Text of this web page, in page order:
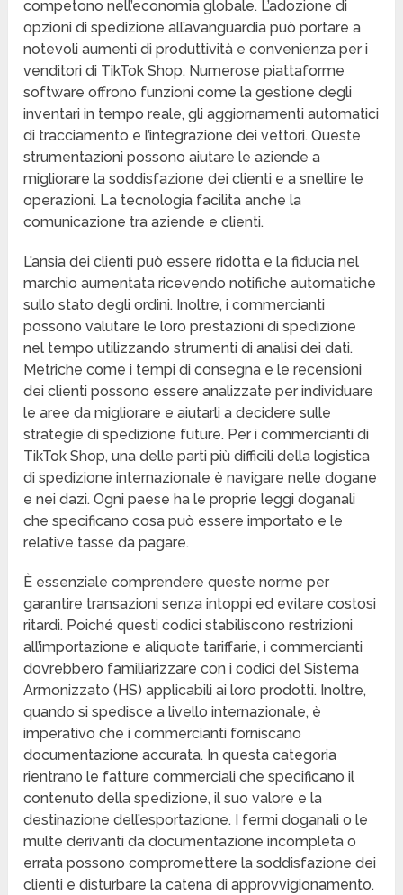
competono nell’economia globale. L’adozione di
opzioni di spedizione all’avanguardia può portare a
notevoli aumenti di produttività e convenienza per i
venditori di TikTok Shop. Numerose piattaforme
software offrono funzioni come la gestione degli
inventari in tempo reale, gli aggiornamenti automatici
di tracciamento e l’integrazione dei vettori. Queste
strumentazioni possono aiutare le aziende a
migliorare la soddisfazione dei clienti e a snellire le
operazioni. La tecnologia facilita anche la
comunicazione tra aziende e clienti.
L’ansia dei clienti può essere ridotta e la fiducia nel
marchio aumentata ricevendo notifiche automatiche
sullo stato degli ordini. Inoltre, i commercianti
possono valutare le loro prestazioni di spedizione
nel tempo utilizzando strumenti di analisi dei dati.
Metriche come i tempi di consegna e le recensioni
dei clienti possono essere analizzate per individuare
le aree da migliorare e aiutarli a decidere sulle
strategie di spedizione future. Per i commercianti di
TikTok Shop, una delle parti più difficili della logistica
di spedizione internazionale è navigare nelle dogane
e nei dazi. Ogni paese ha le proprie leggi doganali
che specificano cosa può essere importato e le
relative tasse da pagare.
È essenziale comprendere queste norme per
garantire transazioni senza intoppi ed evitare costosi
ritardi. Poiché questi codici stabiliscono restrizioni
all’importazione e aliquote tariffarie, i commercianti
dovrebbero familiarizzare con i codici del Sistema
Armonizzato (HS) applicabili ai loro prodotti. Inoltre,
quando si spedisce a livello internazionale, è
imperativo che i commercianti forniscano
documentazione accurata. In questa categoria
rientrano le fatture commerciali che specificano il
contenuto della spedizione, il suo valore e la
destinazione dell’esportazione. I fermi doganali o le
multe derivanti da documentazione incompleta o
errata possono compromettere la soddisfazione dei
clienti e disturbare la catena di approvvigionamento.